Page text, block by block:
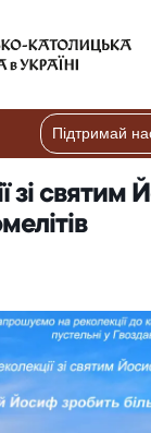
Підтримай
зі